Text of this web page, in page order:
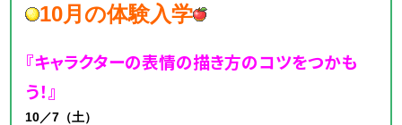
10月の体験入学
『キャラクターの表情の描き方のコツをつかも
う！』
10／7（土）